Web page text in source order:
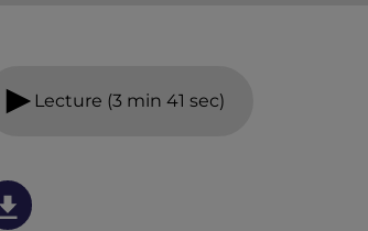
Lecture (3 min 41 sec)